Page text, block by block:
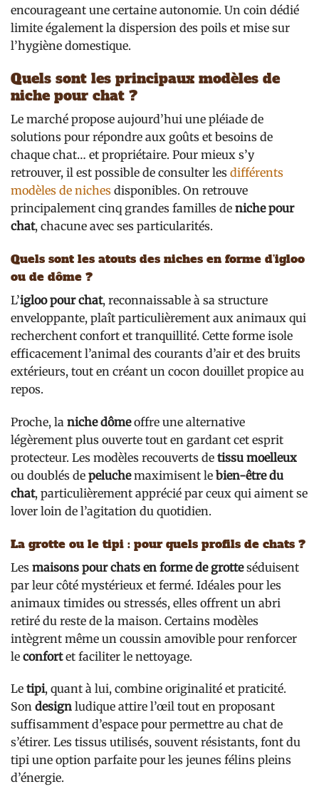
encourageant une certaine autonomie. Un coin dédié
limite également la dispersion des poils et mise sur
l’hygiène domestique.
Quels sont les principaux modèles de
niche pour chat ?
Le marché propose aujourd’hui une pléiade de
solutions pour répondre aux goûts et besoins de
chaque chat… et propriétaire. Pour mieux s’y
retrouver, il est possible de consulter les différents
modèles de niches disponibles. On retrouve
principalement cinq grandes familles de niche pour
chat, chacune avec ses particularités.
Quels sont les atouts des niches en forme d’igloo
ou de dôme ?
L’igloo pour chat, reconnaissable à sa structure
enveloppante, plaît particulièrement aux animaux qui
recherchent confort et tranquillité. Cette forme isole
efficacement l’animal des courants d’air et des bruits
extérieurs, tout en créant un cocon douillet propice au
repos.
Proche, la niche dômeoffre une alternative
légèrement plus ouverte tout en gardant cet esprit
protecteur. Les modèles recouverts de tissu moelleux
ou doublés de peluchemaximisent le bien-être du
chat, particulièrement apprécié par ceux qui aiment se
lover loin de l’agitation du quotidien.
La grotte ou le tipi : pour quels profils de chats ?
Les maisons pour chats en forme de grotteséduisent
par leur côté mystérieux et fermé. Idéales pour les
animaux timides ou stressés, elles offrent un abri
retiré du reste de la maison. Certains modèles
intègrent même un coussin amovible pour renforcer
le confortet faciliter le nettoyage.
Le tipi, quant à lui, combine originalité et praticité.
Son design ludique attire l’œil tout en proposant
suffisamment d’espace pour permettre au chat de
s’étirer. Les tissus utilisés, souvent résistants, font du
tipi une option parfaite pour les jeunes félins pleins
d’énergie.